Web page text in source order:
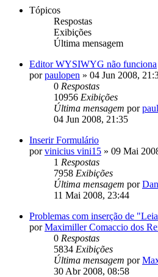
Tópicos
Respostas
Exibições
Última mensagem
Editor WYSIWYG não funciona
porpaulopen » 04 Jun 2008,
0 Respostas
10956 Exibições
Última mensagem por
04 Jun 2008, 21:35
Inserir Formulário
porvinicius vini15 » 09 Mai
1 Respostas
7958 Exibições
Última mensagem por
11 Mai 2008, 23:44
Problemas com inserção de
porMaximiller Comaccio dos
0 Respostas
5834 Exibições
Última mensagem por
30 Abr 2008, 08:58